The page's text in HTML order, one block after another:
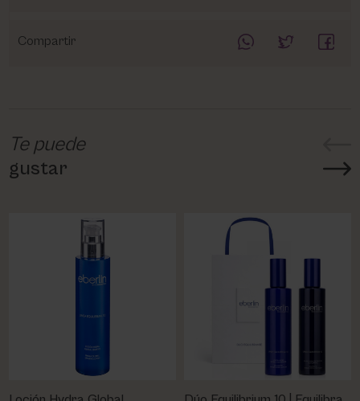
Compartir
Te puede
gustar